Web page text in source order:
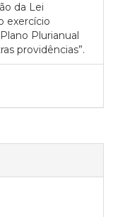
da Lei
exercício
Plurianual
providências”.